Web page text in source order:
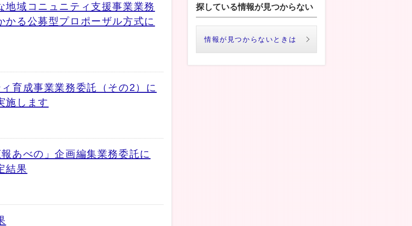
地域コニュニティ支援事業業務
る公募型プロポーザル方式に
育成事業業務委託（その2）に
施します
あべの」企画編集業務委託に
結果
探している情報が見つからない
情報が見つからないときは